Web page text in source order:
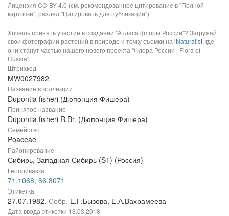
Лицензия CC-BY 4.0 (см. рекомендованное цитирование в "Полной
карточке", раздел "Цитировать для публикации")
Хочешь принять участие в создании "Атласа флоры России"? Загружай
свои фотографии растений в природе и точку съемки на iNaturalist, где
они станут частью нашего нового проекта "Флора России | Flora of
Russia".
Штрихкод
MW0027982
Название в коллекции
Dupontia fisheri (Дюпонция Фишера)
Принятое название
Dupontia fisheri R.Br. (Дюпонция Фишера)
Семейство
Poaceae
Районирование
Сибирь, Западная Сибирь (S1) (Россия)
Геопривязка
71,1068, 66,8071
Этикетка
27.07.1982. Собр. Е.Г.Бызова, Е.А.Вахрамеева
Дата ввода этикетки 13.03.2018